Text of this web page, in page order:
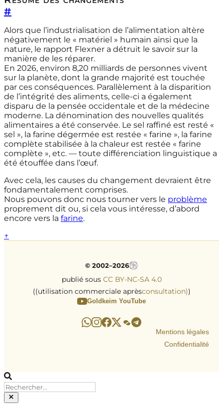
#
Alors que l’industrialisation de l’alimentation altère
négativement le « matériel » humain ainsi que la
nature, le rapport Flexner a détruit le savoir sur la
manière de les réparer.
En 2026, environ 8,20 milliards de personnes vivent
sur la planète, dont la grande majorité est touchée
par ces conséquences. Parallèlement à la disparition
de l’intégrité des aliments, celle-ci a également
disparu de la pensée occidentale et de la médecine
moderne. La dénomination des nouvelles qualités
alimentaires a été conservée. Le sel raffiné est resté «
sel », la farine dégermée est restée « farine », la farine
complète stabilisée à la chaleur est restée « farine
complète », etc. — toute différenciation linguistique a
été étouffée dans l’œuf.
Avec cela, les causes du changement devraient être
fondamentalement comprises.
Nous pouvons donc nous tourner vers le problème
proprement dit ou, si cela vous intéresse, d’abord
encore vers la farine.
↑
© 2002–2026
publié sous CC BY-NC-SA 4.0
((utilisation commerciale aprèsconsultation))
Goldkeim YouTube
Mentions légales
Confidentialité